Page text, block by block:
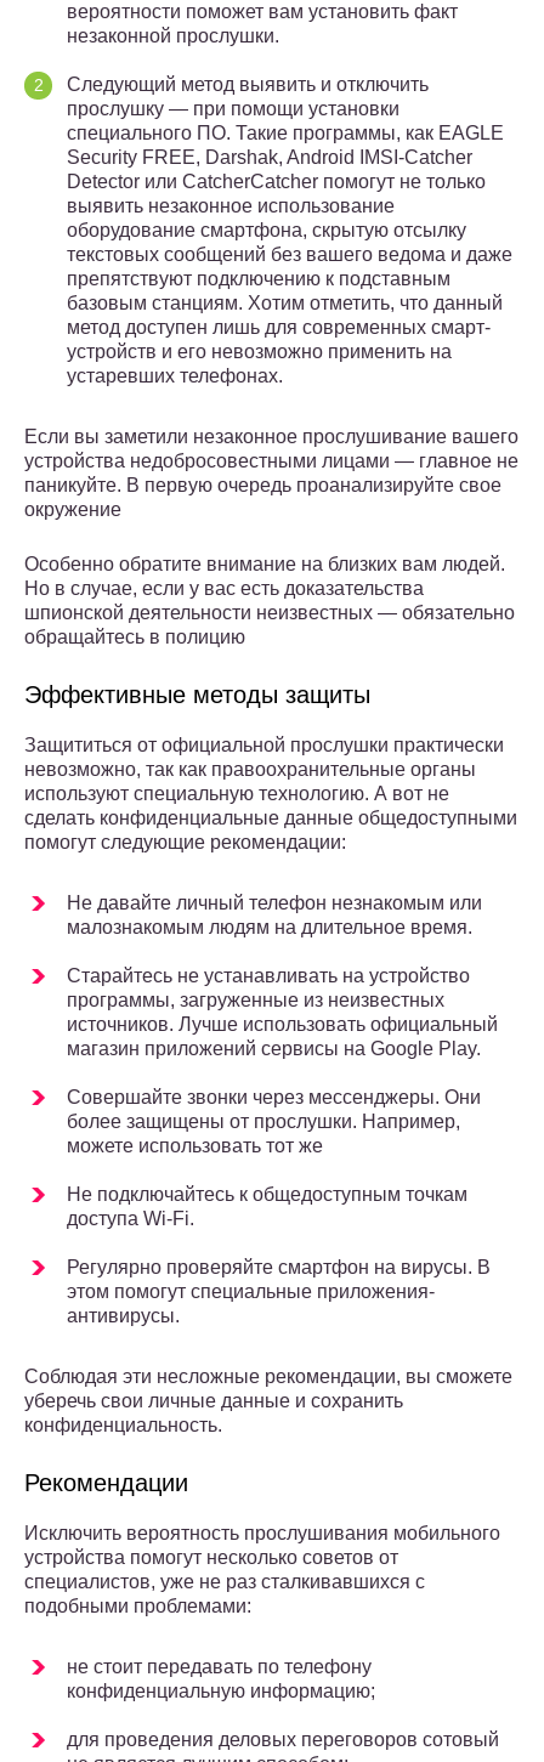
вероятности поможет вам установить факт
незаконной прослушки.
Следующий метод выявить и отключить
прослушку — при помощи установки
специального ПО. Такие программы, как EAGLE
Security FREE, Darshak, Android IMSI-Catcher
Detector или CatcherCatcher помогут не только
выявить незаконное использование
оборудование смартфона, скрытую отсылку
текстовых сообщений без вашего ведома и даже
препятствуют подключению к подставным
базовым станциям. Хотим отметить, что данный
метод доступен лишь для современных смарт-
устройств и его невозможно применить на
устаревших телефонах.
Если вы заметили незаконное прослушивание вашего
устройства недобросовестными лицами — главное не
паникуйте. В первую очередь проанализируйте свое
окружение
Особенно обратите внимание на близких вам людей.
Но в случае, если у вас есть доказательства
шпионской деятельности неизвестных — обязательно
обращайтесь в полицию
Эффективные методы защиты
Защититься от официальной прослушки практически
невозможно, так как правоохранительные органы
используют специальную технологию. А вот не
сделать конфиденциальные данные общедоступными
помогут следующие рекомендации:
Не давайте личный телефон незнакомым или
малознакомым людям на длительное время.
Старайтесь не устанавливать на устройство
программы, загруженные из неизвестных
источников. Лучше использовать официальный
магазин приложений сервисы на Google Play.
Совершайте звонки через мессенджеры. Они
более защищены от прослушки. Например,
можете использовать тот же
Не подключайтесь к общедоступным точкам
доступа Wi-Fi.
Регулярно проверяйте смартфон на вирусы. В
этом помогут специальные приложения-
антивирусы.
Соблюдая эти несложные рекомендации, вы сможете
уберечь свои личные данные и сохранить
конфиденциальность.
Рекомендации
Исключить вероятность прослушивания мобильного
устройства помогут несколько советов от
специалистов, уже не раз сталкивавшихся с
подобными проблемами:
не стоит передавать по телефону
конфиденциальную информацию;
для проведения деловых переговоров сотовый